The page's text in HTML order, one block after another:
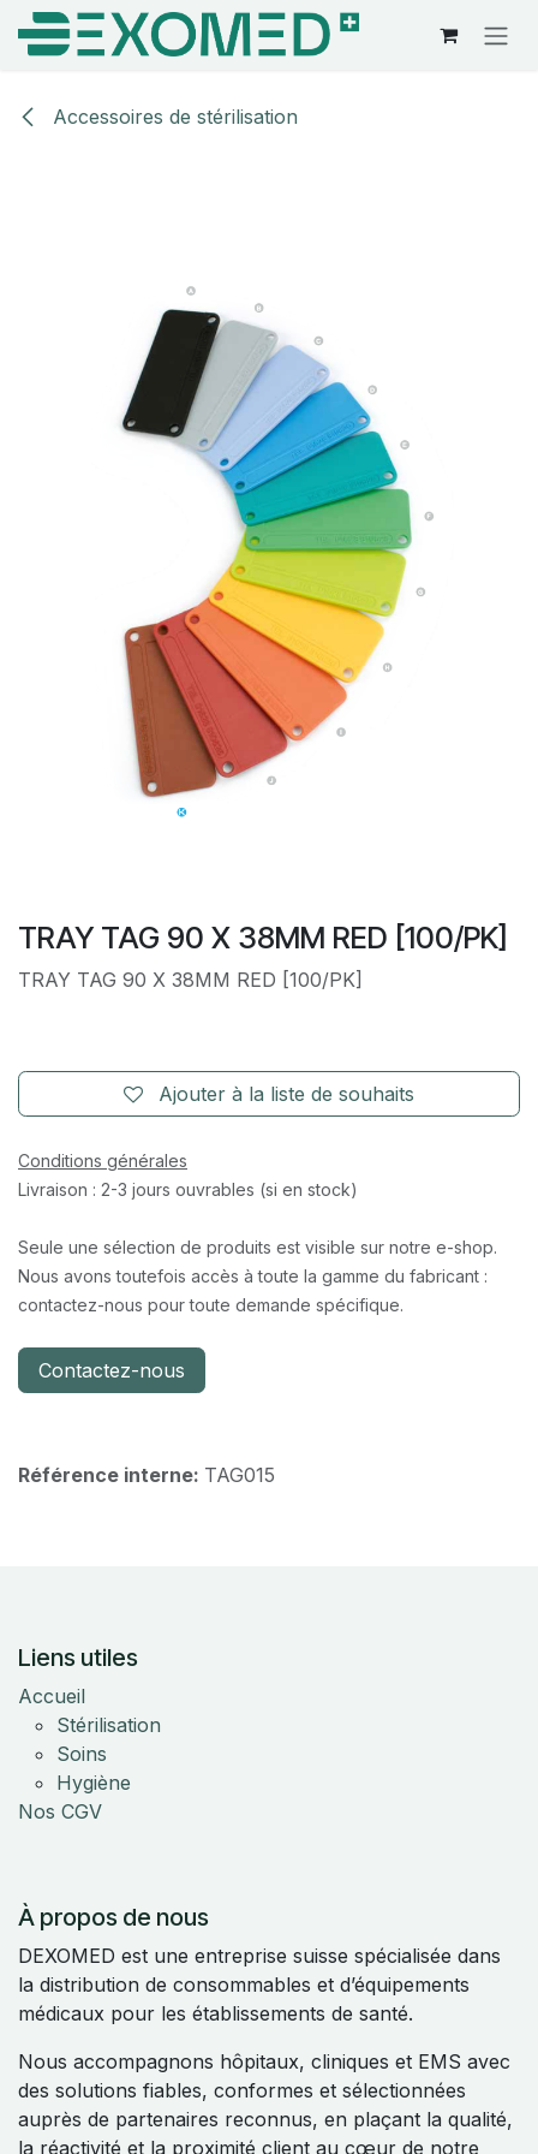
Se rendre au contenu
Accessoires de stérilisation
TRAY TAG 90 X 38MM RED [100/PK]
TRAY TAG 90 X 38MM RED [100/PK]
Ajouter à la liste de souhaits
Conditions générales
Livraison : 2-3 jours ouvrables (si en stock)
Seule une sélection de produits est visible sur notre e-shop.
Nous avons toutefois accès à toute la gamme du fabricant :
contactez-nous pour toute demande spécifique.
Contactez-nous
Référence interne: TAG015
Liens utiles
Accueil
Stérilisation
Soins
Hygiène
Nos CGV
À propos de nous
DEXOMED est une entreprise suisse spécialisée dans
la distribution de consommables et d’équipements
médicaux pour les établissements de santé.
Nous accompagnons hôpitaux, cliniques et EMS avec
des solutions fiables, conformes et sélectionnées
auprès de partenaires reconnus, en plaçant la qualité,
la réactivité et la proximité client au cœur de notre